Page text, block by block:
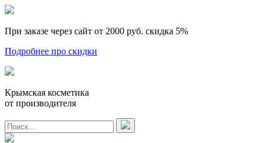
При заказе через сайт от 2000 руб. скидка 5%
Подробнее про скидки
Крымская косметика
от производителя